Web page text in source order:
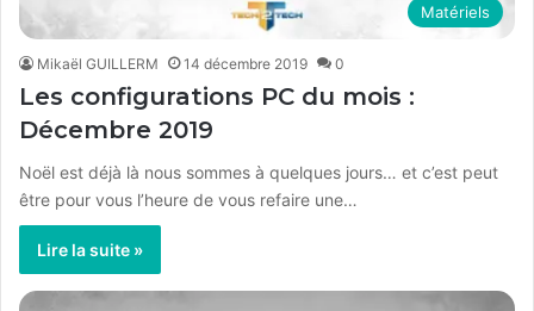
Matériels
Mikaël GUILLERM 14 décembre 2019 0
Les configurations PC du mois :
Décembre 2019
Noël est déjà là nous sommes à quelques jours… et c’est peut
être pour vous l’heure de vous refaire une…
Lire la suite »